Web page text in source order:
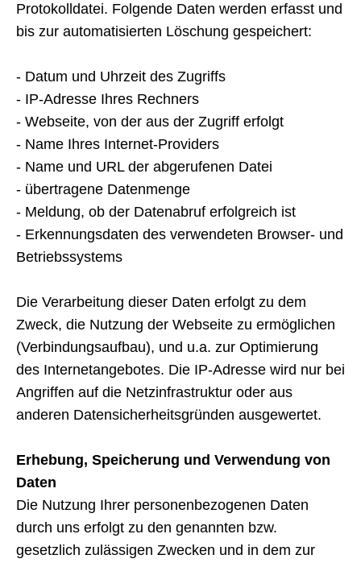
Protokolldatei. Folgende Daten werden erfasst und
bis zur automatisierten Löschung gespeichert:
- Datum und Uhrzeit des Zugriffs
- IP-Adresse Ihres Rechners
- Webseite, von der aus der Zugriff erfolgt
- Name Ihres Internet-Providers
- Name und URL der abgerufenen Datei
- übertragene Datenmenge
- Meldung, ob der Datenabruf erfolgreich ist
- Erkennungsdaten des verwendeten Browser- und
Betriebssystems
Die Verarbeitung dieser Daten erfolgt zu dem
Zweck, die Nutzung der Webseite zu ermöglichen
(Verbindungsaufbau), und u.a. zur Optimierung
des Internetangebotes. Die IP-Adresse wird nur bei
Angriffen auf die Netzinfrastruktur oder aus
anderen Datensicherheitsgründen ausgewertet.
Erhebung, Speicherung und Verwendung von
Daten
Die Nutzung Ihrer personenbezogenen Daten
durch uns erfolgt zu den genannten bzw.
gesetzlich zulässigen Zwecken und in dem zur